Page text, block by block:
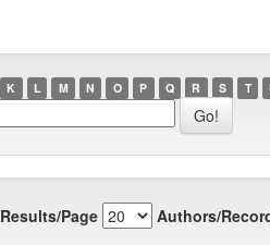
K L M N O P Q R S T
Results/Page Authors/